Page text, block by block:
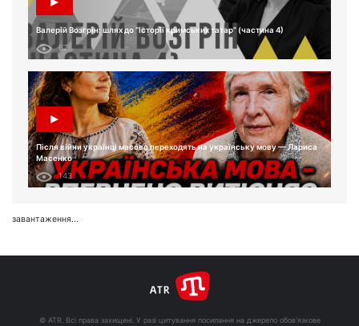
Валерій Возгрін: шлях до “Історії кримських татар” (частина 4)
67
Після війни українці масово переходять на українську мову — Лариса
Масенко
143
завантаження...
© ATR. Всі права захищені. У разі цитування посилання на джерело обов'язкове